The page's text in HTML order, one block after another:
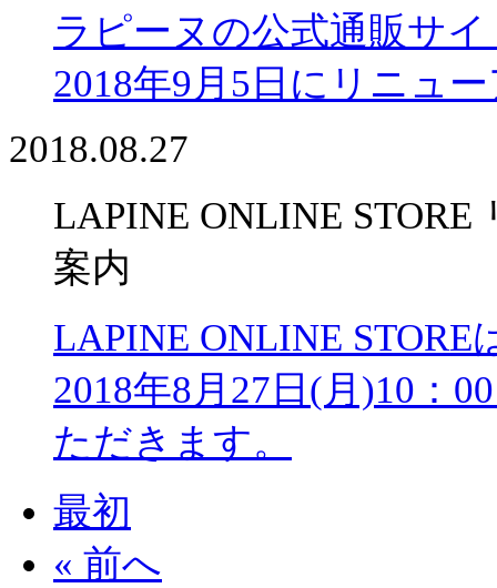
ラピーヌの公式通販サイ
2018年9月5日にリニュ
2018.08.27
LAPINE ONLINE
案内
LAPINE ONLINE
2018年8月27日(月)10：
ただきます。
最初
« 前へ